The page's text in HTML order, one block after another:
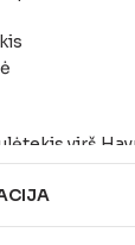
virš